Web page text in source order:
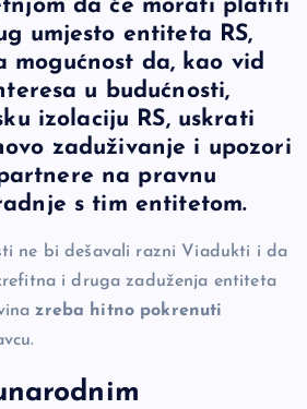
er ar
e
da će morati platiti
umjesto entiteta RS,
mogućnost da, kao vid
u budućnosti,
izolaciju RS, uskrati
zaduživanje i upozori
na pravnu
s tim entitetom.
ne bi dešavali razni Viadukti i da
i druga zaduženja entiteta
zreba hitno pokrenuti